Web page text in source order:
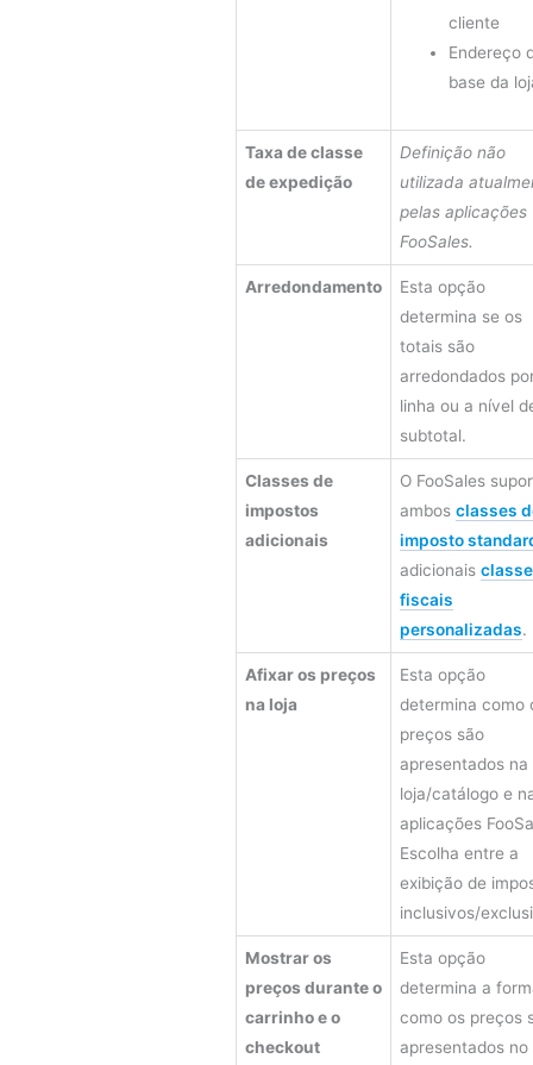
cliente
Endereço
base da
Taxa de classe
de expedição
Definição não
utilizada
pelas aplicações
FooSales.
Arredondamento
Esta opção
determina se os
totais são
arredondados
linha ou a nível
subtotal.
Classes de
impostos
adicionais
O FooSales
ambos classes
imposto
adicionais
fiscais
personalizadas.
Afixar os preços
na loja
Esta opção
determina como
preços são
apresentados na
loja/catálogo e
aplicações
Escolha entre a
exibição de
inclusivos/
Mostrar os
preços durante o
carrinho e o
checkout
Esta opção
determina a
como os preços
apresentados no